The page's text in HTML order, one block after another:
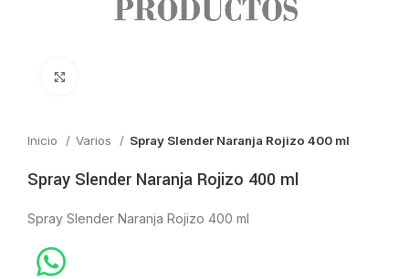
Inicio Varios Spray Slender Naranja Rojizo 400 ml
Spray Slender Naranja Rojizo 400 ml
Spray Slender Naranja Rojizo 400 ml